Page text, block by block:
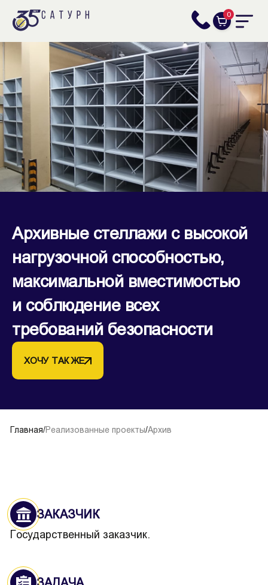
0
Архивные стеллажи с высокой
нагрузочной способностью,
максимальной вместимостью
и соблюдение всех
требований безопасности
ХОЧУ ТАК ЖЕ
Главная/Реализованные проекты/Архив
ЗАКАЗЧИК
Государственный заказчик.